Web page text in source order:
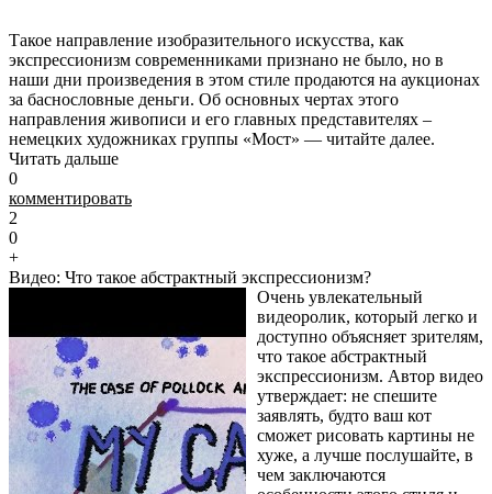
Такое направление изобразительного искусства, как
экспрессионизм современниками признано не было, но в
наши дни произведения в этом стиле продаются на аукционах
за баснословные деньги. Об основных чертах этого
направления живописи и его главных представителях –
немецких художниках группы «Мост» — читайте далее.
Читать дальше
0
комментировать
2
0
+
Видео: Что такое абстрактный экспрессионизм?
Очень увлекательный
видеоролик, который легко и
доступно объясняет зрителям,
что такое абстрактный
экспрессионизм. Автор видео
утверждает: не спешите
заявлять, будто ваш кот
сможет рисовать картины не
хуже, а лучше послушайте, в
чем заключаются